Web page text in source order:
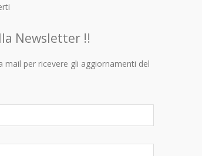
Newsletter !!
mail per ricevere gli aggiornamenti del